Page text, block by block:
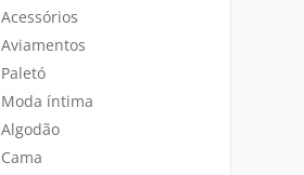
Acessórios
Aviamentos
Paletó
Moda íntima
Algodão
Cama